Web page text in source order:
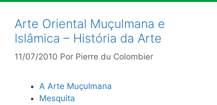
Arte Oriental Muçulmana e
Islâmica – História da Arte
11/07/2010 Por Pierre du Colombier
A Arte Muçulmana
Mesquita